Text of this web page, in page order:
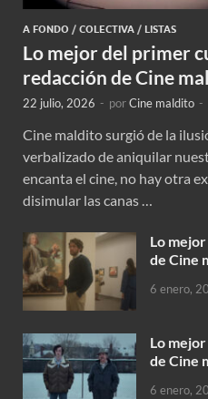
A FONDO / COLECTIVA / LISTAS
Lo mejor del primer
redacción de Cine
22 julio, 2026 - porCine maldito -
Cine maldito surgió de la
verbalizado de aniquilar
encanta el cine, no hay otra
disimular las canas …
Lo
de Cine
6 enero,
Lo
de Cine
6 enero,